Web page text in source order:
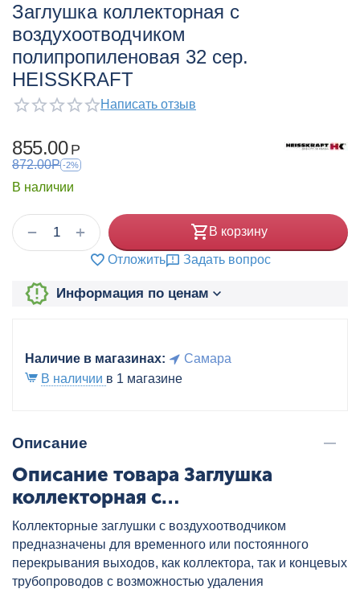
Заглушка коллекторная с
воздухоотводчиком
полипропиленовая 32 сер.
HEISSKRAFT
Написать отзыв
855.00 Р
872.00Р -2%
В наличии
+
− В корзину
Отложить Задать вопрос
Информация по ценам
Наличие в магазинах:
Самара
В наличии в 1 магазине
Описание
Описание товара Заглушка
коллекторная с
воздухоотводчиком
полипропиленовая 32 сер.
HEISSKRAFT, артикул: 704325
Коллекторные заглушки с воздухоотводчиком
предназначены для временного или постоянного
перекрывания выходов, как коллектора, так и концевых
трубопроводов с возможностью удаления